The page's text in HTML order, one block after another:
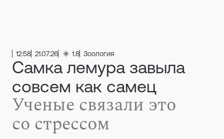
12:58 21.07.26 1.8 Зоология
Самка лемура завыла
совсем как самец
Ученые связали это
со стрессом